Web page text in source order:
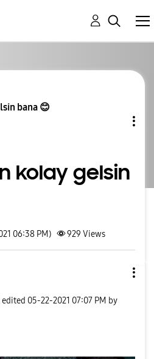
bana 😊
kolay gelsin
06:38 PM) 929 Views
edited ‎05-22-2021 07:07 PM by